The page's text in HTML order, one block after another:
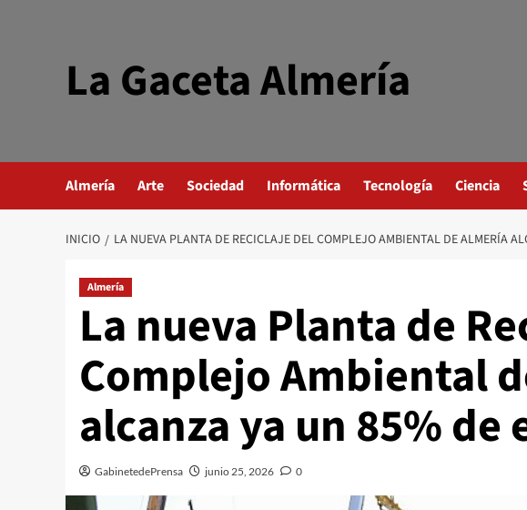
La Gaceta Almería
Almería Arte Sociedad Informática Tecnología Ciencia
INICIO LA NUEVA PLANTA DE RECICLAJE DEL COMPLEJO AMBIENTAL DE ALMERÍA
Almería
La nueva Planta de
Complejo Ambiental
alcanza ya un 85% de
GabinetedePrensa junio 25, 2026 0